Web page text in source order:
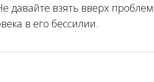
давайте взять вверх
в его бессилии.